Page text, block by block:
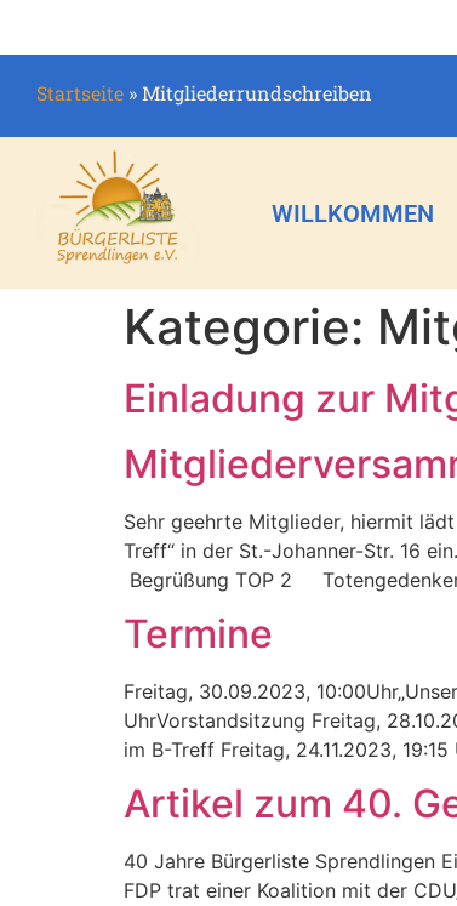
Startseite »Mitgliederrundschreiben
WILLKOMMEN
Kategorie:
Einladung zur
Sehr geehrte Mitglieder, hiermit
Treff“ in der St.-Johanner-Str. 16
Begrüßung TOP 2
Termine
Freitag, 30.09.2023,
UhrVorstandsitzung Freitag,
im B-Treff Freitag, 24.11.2023,
Artikel zum 40.
40 Jahre Bürgerliste Sprendlingen
FDP trat einer Koalition mit der